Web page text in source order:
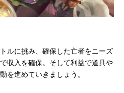
ルに挑み、確保した亡者をニーズ
収入を確保。そして利益で道具や
を進めていきましょう。